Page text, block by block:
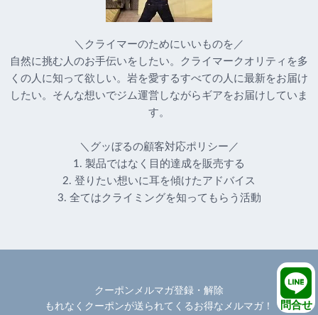
問合せ
＼クライマーのためにいいものを／
自然に挑む人のお手伝いをしたい。クライマークオリティを多
くの人に知って欲しい。岩を愛するすべての人に最新をお届け
したい。そんな想いでジム運営しながらギアをお届けしていま
す。
＼グッぼるの顧客対応ポリシー／
1. 製品ではなく目的達成を販売する
2. 登りたい想いに耳を傾けたアドバイス
3. 全てはクライミングを知ってもらう活動
クーポンメルマガ登録・解除
もれなくクーポンが送られてくるお得なメルマガ！